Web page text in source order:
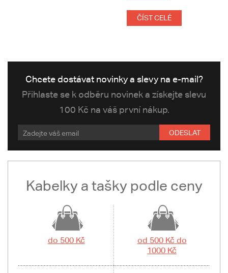
ČÍST CELÉ
Chcete dostávat novinky a slevy na e-mail?
Přihlaste se k odběru novinek a získejte slevu
100 Kč na váš první nákup.
ODESLAT
Kabelky a tašky podle ceny
do 500 Kč
od 500 Kč do
1000 Kč